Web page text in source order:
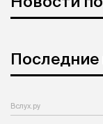
Последние
Вслух.ру